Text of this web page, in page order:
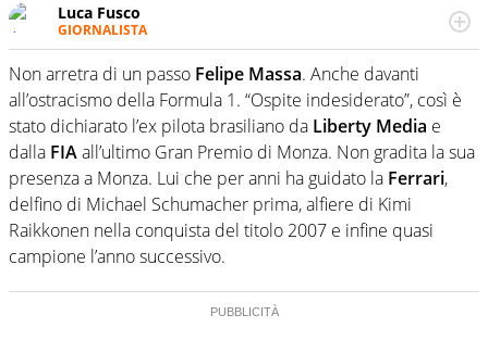
Luca Fusco
GIORNALISTA
Giornalista multimediale. Quando si accendono i motori,
lui sgasa, impenna, derapa. E spesso e volentieri finisce
sul podio
Non arretra di un passo Felipe Massa. Anche davanti
all’ostracismo della Formula 1. “Ospite indesiderato”, così è
stato dichiarato l’ex pilota brasiliano da Liberty Media e
dalla FIAall’ultimo Gran Premio di Monza. Non gradita la sua
presenza a Monza. Lui che per anni ha guidato la Ferrari,
delfino di Michael Schumacher prima, alfiere di Kimi
Raikkonen nella conquista del titolo 2007 e infine quasi
campione l’anno successivo.